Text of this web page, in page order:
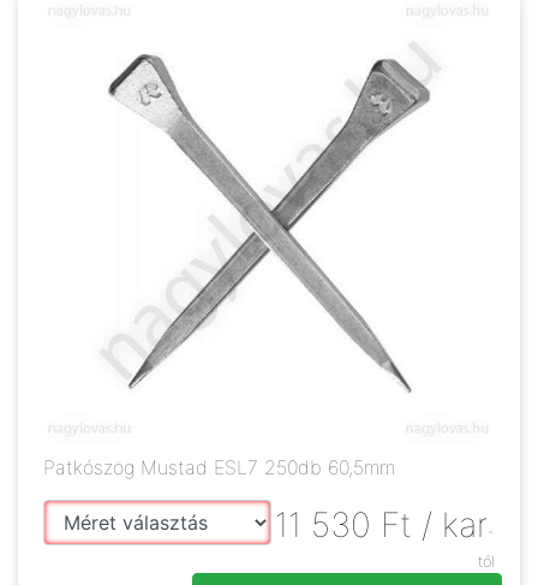
Patkószög Mustad ESL7 250db 60,5mm
11 530 Ft / kar-
tól